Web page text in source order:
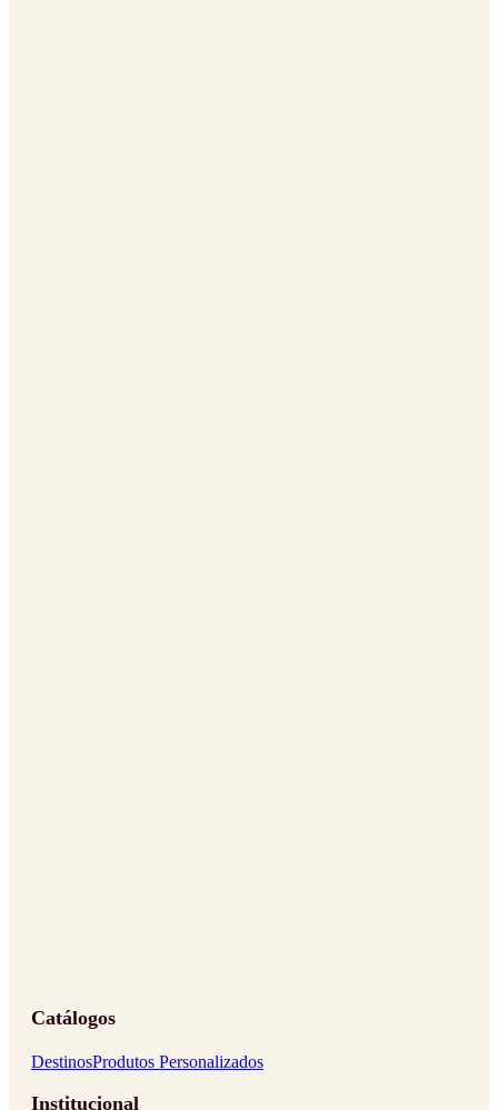
Catálogos
DestinosProdutos Personalizados
Institucional